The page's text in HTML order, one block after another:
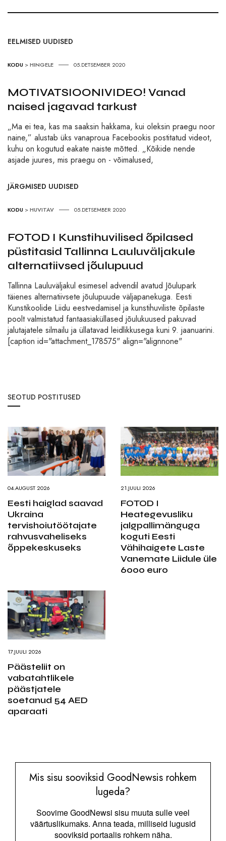
EELMISED UUDISED
KODU >HINGELE 05.DETSEMBER 2020
MOTIVATSIOONIVIDEO! Vanad
naised jagavad tarkust
„Ma ei tea, kas ma saaksin hakkama, kui oleksin praegu noor
naine,” alustab üks vanaproua Facebookis postitatud videot,
kuhu on kogutud eakate naiste mõtted. „Kõikide nende
asjade juures, mis praegu on - võimalused,
JÄRGMISED UUDISED
KODU >HUVITAV 05.DETSEMBER 2020
FOTOD I Kunstihuvilised õpilased
püstitasid Tallinna Lauluväljakule
alternatiivsed jõulupuud
Tallinna Lauluväljakul esimesel advendil avatud Jõulupark
täienes alternatiivsete jõulupuude väljapanekuga. Eesti
Kunstikoolide Liidu eestvedamisel ja kunstihuviliste õpilaste
poolt valmistatud fantaasiaküllased jõulukuused pakuvad
jalutajatele silmailu ja üllatavad leidlikkusega kuni 9. jaanuarini.
[caption id="attachment_178575" align="alignnone"
SEOTUD POSTITUSED
04.AUGUST 2026
Eesti haiglad saavad
Ukraina
tervishoiutöötajate
rahvusvaheliseks
õppekeskuseks
21.JUULI 2026
FOTOD I
Heategevusliku
jalgpallimänguga
koguti Eesti
Vähihaigete Laste
Vanemate Liidule üle
6000 euro
17.JUULI 2026
Päästeliit on
vabatahtlikele
päästjatele
soetanud 54 AED
aparaati
Mis sisu sooviksid GoodNewsis rohkem
lugeda?
Soovime GoodNewsi sisu muuta sulle veel
väärtuslikumaks. Anna teada, milliseid lugusid
sooviksid portaalis rohkem näha.